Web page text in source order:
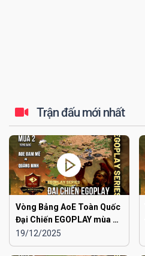
Trận đấu mới nhất
Vòng Bảng AoE Toàn Quốc
Đại Chiến EGOPLAY mùa 2 |
Aoe Đam Mê vs Quảng
Ninh
19/12/2025